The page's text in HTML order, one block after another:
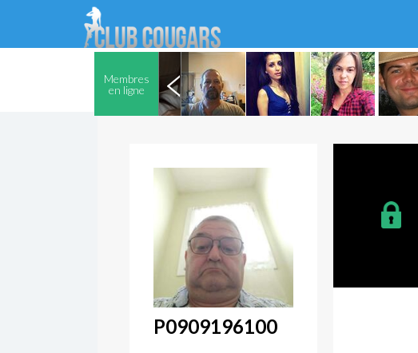
Membres
en ligne
P0909196100